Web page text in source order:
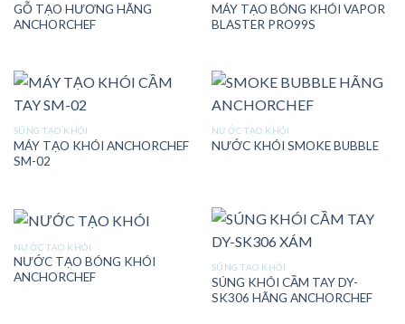
GỖ TẠO HƯƠNG HÃNG
ANCHORCHEF
MÁY TẠO BÓNG KHÓI VAPOR
BLASTER PRO99S
SÚNG TẠO KHÓI
MÁY TẠO KHÓI ANCHORCHEF
SM-02
NƯỚC TẠO KHÓI
NƯỚC KHÓI SMOKE BUBBLE
NƯỚC TẠO KHÓI
NƯỚC TẠO BÓNG KHÓI
ANCHORCHEF
SÚNG TẠO KHÓI
SÚNG KHÓI CẦM TAY DY-
SK306 HÃNG ANCHORCHEF